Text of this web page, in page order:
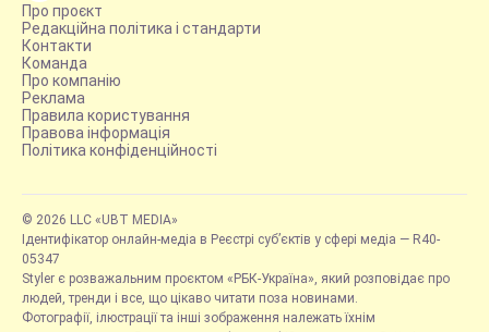
Про проєкт
Редакційна політика і стандарти
Контакти
Команда
Про компанію
Реклама
Правила користування
Правова інформація
Політика конфіденційності
© 2026 LLC «UBT MEDIA»
Ідентифікатор онлайн-медіа в Реєстрі суб’єктів у сфері медіа — R40-
05347
Styler є розважальним проєктом «РБК-Україна», який розповідає про
людей, тренди і все, що цікаво читати поза новинами.
Фотографії, ілюстрації та інші зображення належать їхнім